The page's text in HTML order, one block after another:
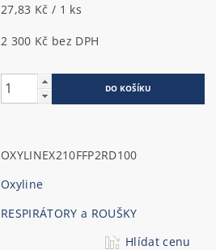
27,83 Kč / 1 ks
2 300 Kč bez DPH
OXYLINEX210FFP2RD100
Oxyline
RESPIRÁTORY a ROUŠKY
Hlídat cenu